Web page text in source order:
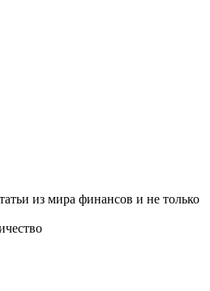
из мира финансов и не только